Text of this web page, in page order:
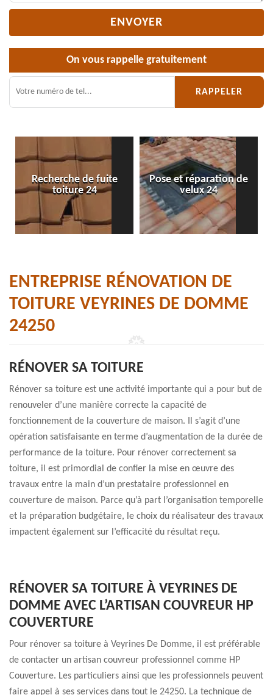
On vous rappelle gratuitement
Recherche de fuite
toiture 24
Pose et réparation de
velux 24
ENTREPRISE RÉNOVATION DE
TOITURE VEYRINES DE DOMME
24250
RÉNOVER SA TOITURE
Rénover sa toiture est une activité importante qui a pour but de
renouveler d’une manière correcte la capacité de
fonctionnement de la couverture de maison. Il s’agit d’une
opération satisfaisante en terme d’augmentation de la durée de
performance de la toiture. Pour rénover correctement sa
toiture, il est primordial de confier la mise en œuvre des
travaux entre la main d’un prestataire professionnel en
couverture de maison. Parce qu’à part l’organisation temporelle
et la préparation budgétaire, le choix du réalisateur des travaux
impactent également sur l’efficacité du résultat reçu.
RÉNOVER SA TOITURE À VEYRINES DE
DOMME AVEC L’ARTISAN COUVREUR HP
COUVERTURE
Pour rénover sa toiture à Veyrines De Domme, il est préférable
de contacter un artisan couvreur professionnel comme HP
Couverture. Les particuliers ainsi que les professionnels peuvent
faire appel à ses services dans tout le 24250. La technique de